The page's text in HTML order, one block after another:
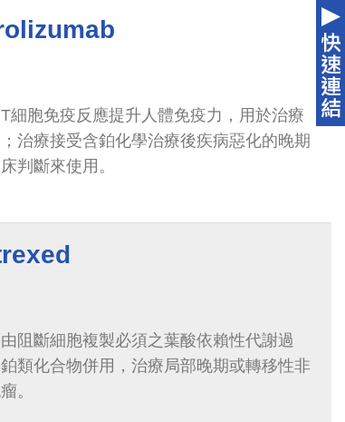
細胞免疫反應提升人體免疫力，用於治療
治療接受含鉑化學治療後疾病惡化的晚期
判斷來使用。
阻斷細胞複製必須之葉酸依賴性代謝過
類化合物併用，治療局部晚期或轉移性非
。